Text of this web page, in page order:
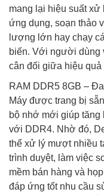
mang lại hiệu suất
ứng dụng, soạn thảo
lượng lớn hay chạy
biến. Với người dùng
cân đối giữa hiệu
RAM DDR5 8GB –
Máy được trang bị
bộ nhớ mới giúp tăng
với DDR4. Nhờ đó,
thể xử lý mượt nhiều
trình duyệt, làm việc
mềm bán hàng và
đáp ứng tốt nhu cầu